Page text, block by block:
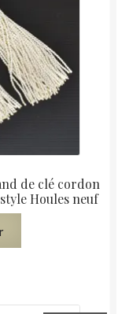
de clé cordon
Houles neuf